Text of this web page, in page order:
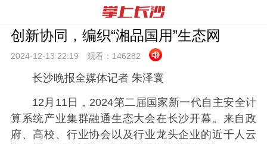
创新协同，编织“湘品国用”生态网
2024-12-13 22:19 观看： 146282
长沙晚报全媒体记者 朱泽寰
12月11日，2024第二届国家新一代自主安全计
算系统产业集群融通生态大会在长沙开幕。来自政
府、高校、行业协会以及行业龙头企业的近千人云